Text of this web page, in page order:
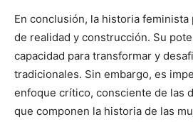
En conclusión, la historia
de realidad y construcción. Su
capacidad para transformar y
tradicionales. Sin embargo, es
enfoque crítico, consciente de las
que componen la historia de las